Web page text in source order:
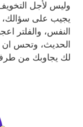
وليس لأجل
يجيب على سؤالك،
النفس، والفلتر
الحديث، وتحس
لك يجاوبك من